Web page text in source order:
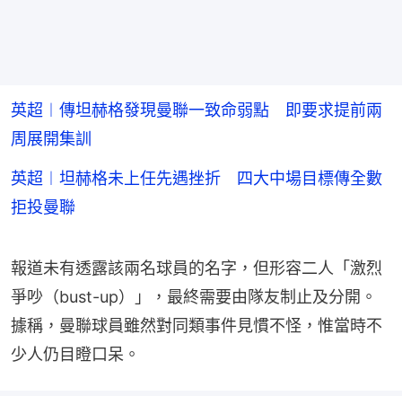
英超︱傳坦赫格發現曼聯一致命弱點 即要求提前兩
周展開集訓
英超︱坦赫格未上任先遇挫折 四大中場目標傳全數
拒投曼聯
報道未有透露該兩名球員的名字，但形容二人「激烈
爭吵（bust-up）」，最終需要由隊友制止及分開。
據稱，曼聯球員雖然對同類事件見慣不怪，惟當時不
少人仍目瞪口呆。